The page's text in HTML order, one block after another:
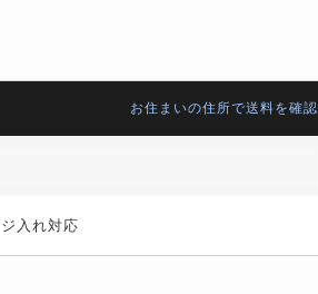
お住まいの住所で送料を確認
入れ対応